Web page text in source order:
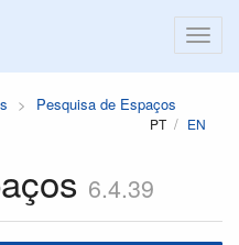
Pesquisa de Espaços
PT EN
6.4.39